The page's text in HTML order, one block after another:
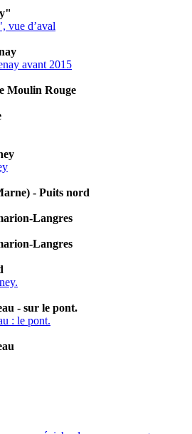
vue d’aval
avant 2015
Moulin Rouge
- Puits nord
Langres
Langres
- sur le pont.
: le pont.